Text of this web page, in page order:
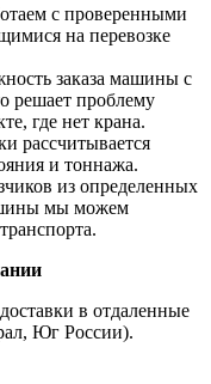
с проверенными
на перевозке
заказа машины с
решает проблему
где нет крана.
рассчитывается
и тоннажа.
из определенных
мы можем
в отдаленные
Юг России).